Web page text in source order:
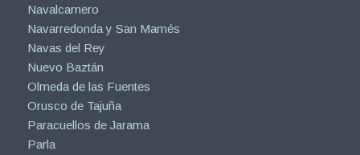
Navalcarnero
Navarredonda y San Mamés
Navas del Rey
Nuevo Baztán
Olmeda de las Fuentes
Orusco de Tajuña
Paracuellos de Jarama
Parla